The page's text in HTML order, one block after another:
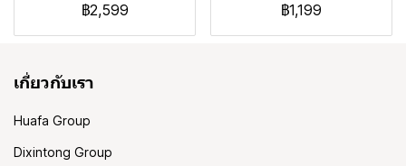
฿2,599 ฿1,199
เกี่ยวกับเรา
Huafa Group
Dixintong Group